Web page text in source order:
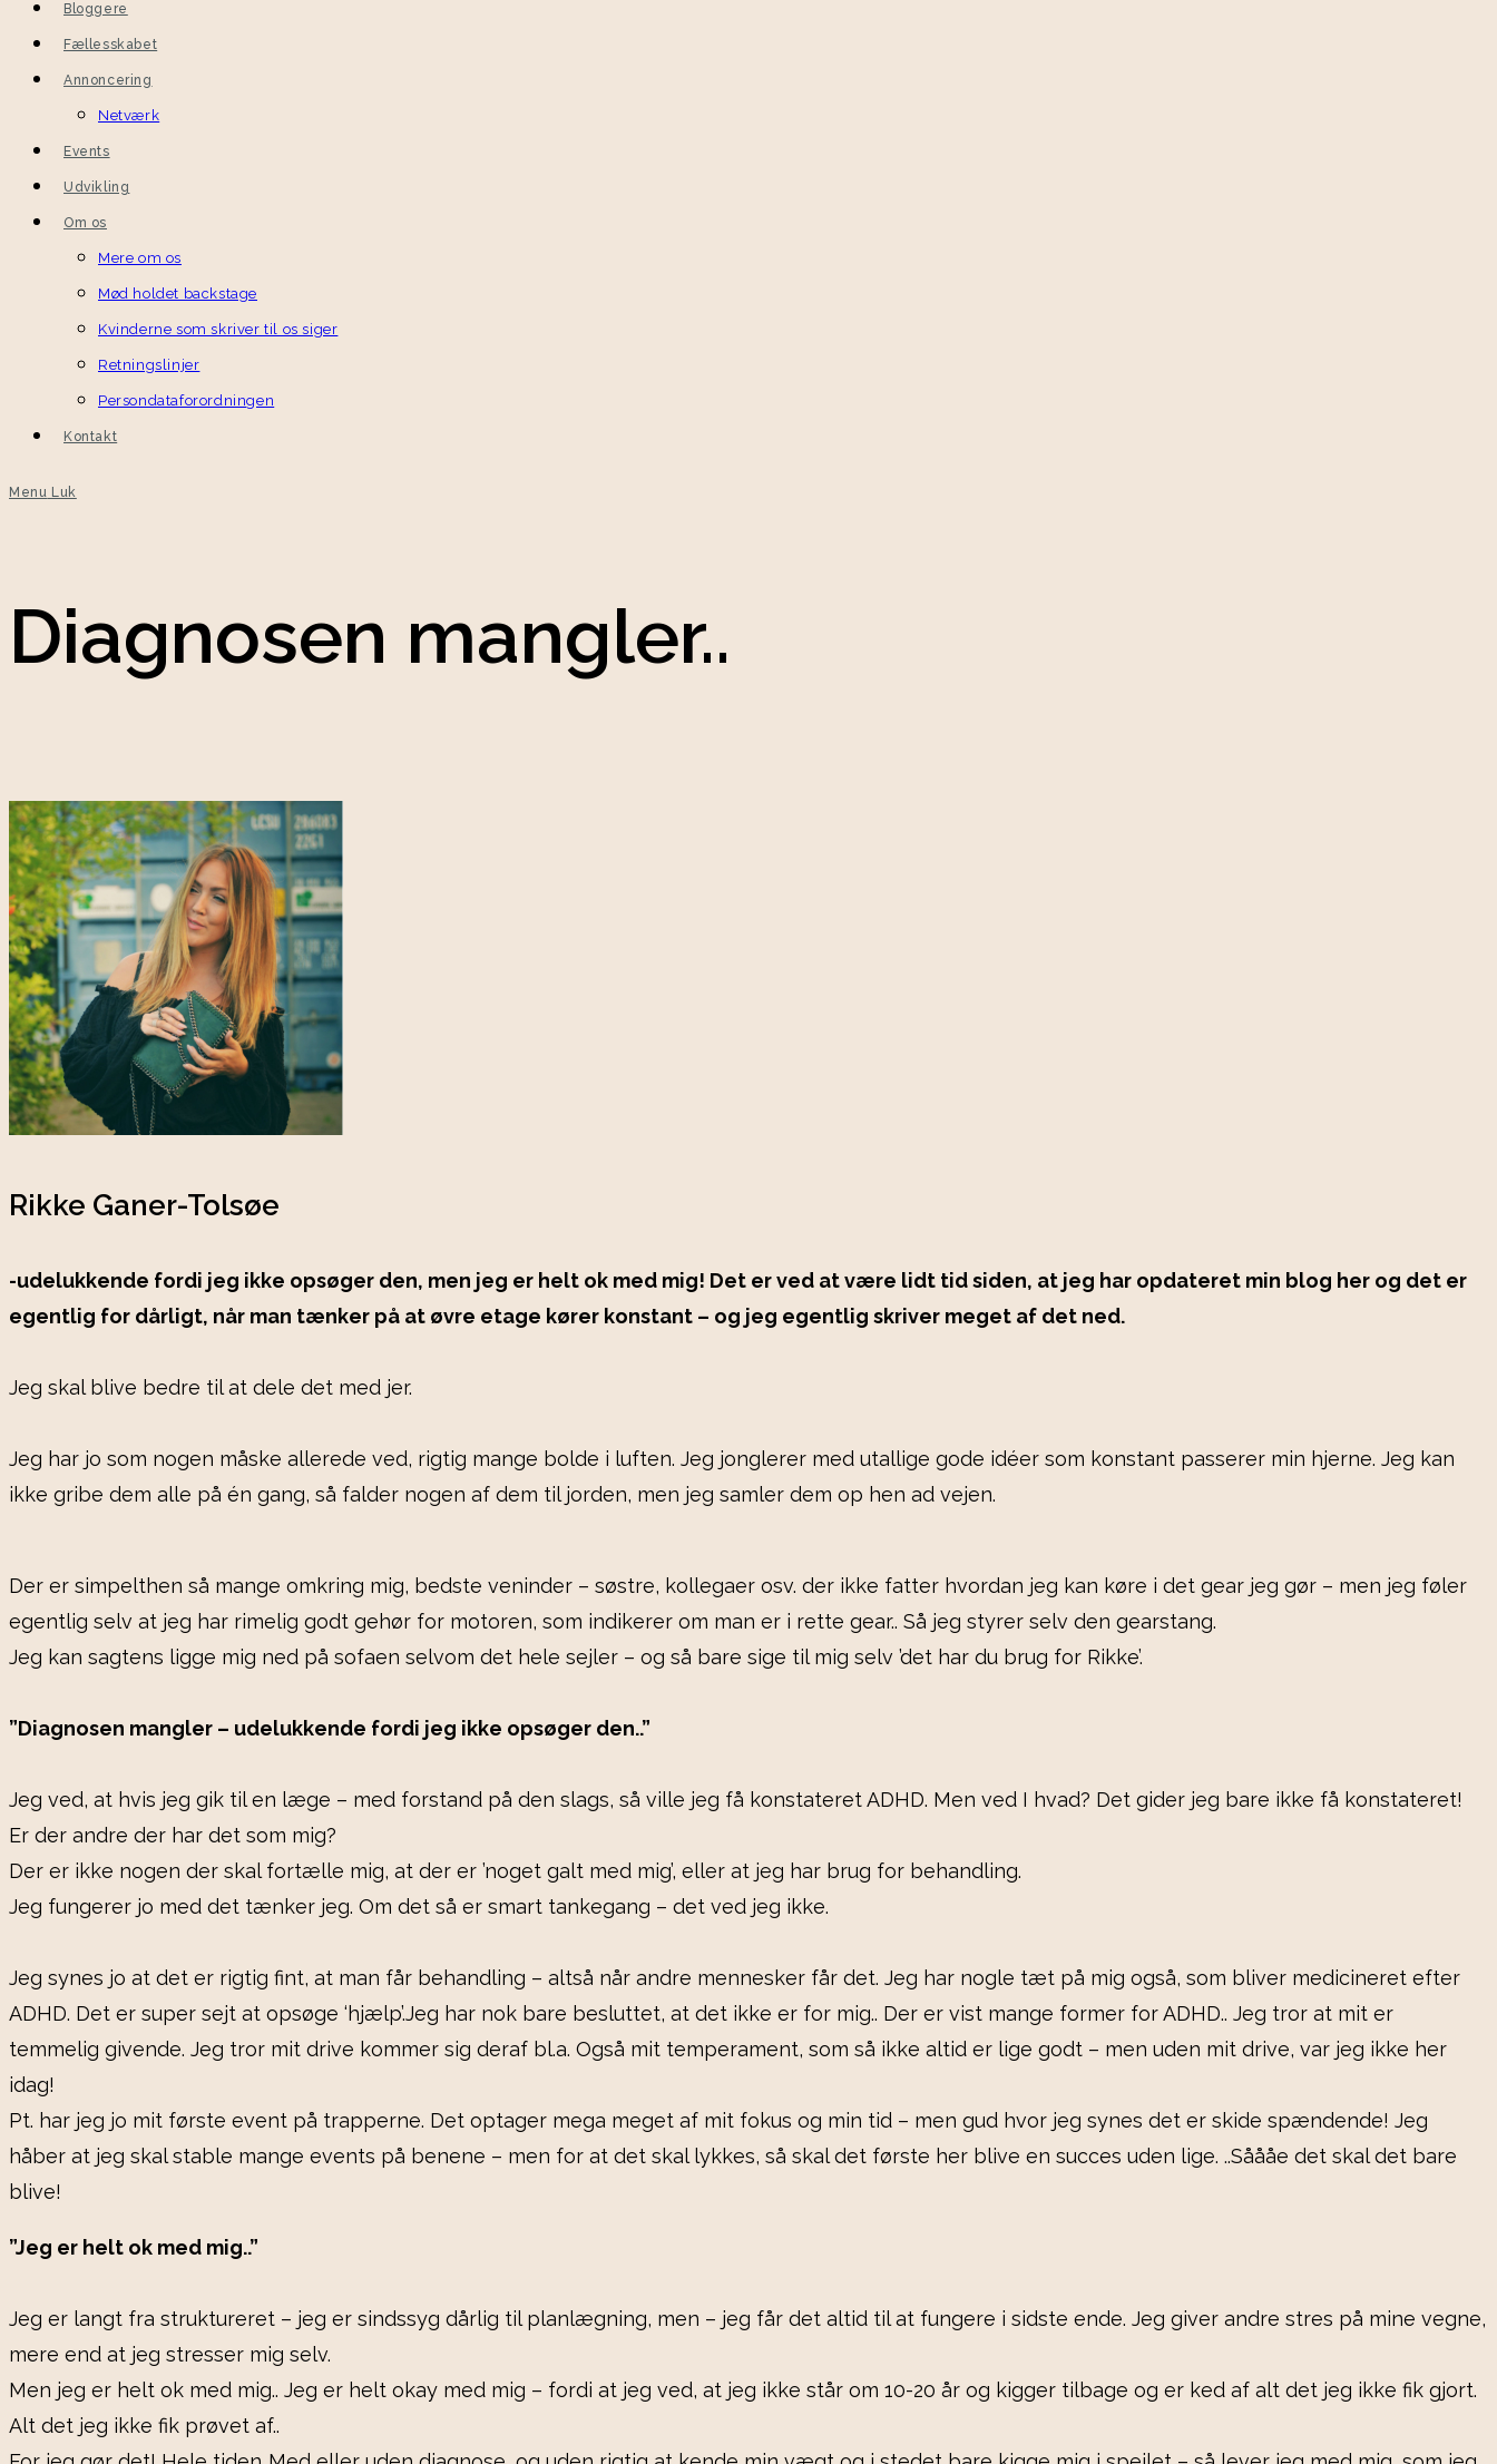
Bloggere
Fællesskabet
Annoncering
Netværk
Events
Udvikling
Om os
Mere om os
Mød holdet backstage
Kvinderne som skriver til os siger
Retningslinjer
Persondataforordningen
Kontakt
Menu Luk
Diagnosen mangler..
Rikke Ganer-Tolsøe
-udelukkende fordi jeg ikke opsøger den, men jeg er helt ok med mig! Det er ved at være lidt tid siden, at jeg har opdateret min blog her og det er
egentlig for dårligt, når man tænker på at øvre etage kører konstant – og jeg egentlig skriver meget af det ned.
Jeg skal blive bedre til at dele det med jer.
Jeg har jo som nogen måske allerede ved, rigtig mange bolde i luften. Jeg jonglerer med utallige gode idéer som konstant passerer min hjerne. Jeg kan
ikke gribe dem alle på én gang, så falder nogen af dem til jorden, men jeg samler dem op hen ad vejen.
Der er simpelthen så mange omkring mig, bedste veninder – søstre, kollegaer osv. der ikke fatter hvordan jeg kan køre i det gear jeg gør – men jeg føler
egentlig selv at jeg har rimelig godt gehør for motoren, som indikerer om man er i rette gear.. Så jeg styrer selv den gearstang.
Jeg kan sagtens ligge mig ned på sofaen selvom det hele sejler – og så bare sige til mig selv ’det har du brug for Rikke’.
”Diagnosen mangler – udelukkende fordi jeg ikke opsøger den..”
Jeg ved, at hvis jeg gik til en læge – med forstand på den slags, så ville jeg få konstateret ADHD. Men ved I hvad? Det gider jeg bare ikke få konstateret!
Er der andre der har det som mig?
Der er ikke nogen der skal fortælle mig, at der er ’noget galt med mig’, eller at jeg har brug for behandling.
Jeg fungerer jo med det tænker jeg. Om det så er smart tankegang – det ved jeg ikke.
Jeg synes jo at det er rigtig fint, at man får behandling – altså når andre mennesker får det. Jeg har nogle tæt på mig også, som bliver medicineret efter
ADHD. Det er super sejt at opsøge ‘hjælp’.Jeg har nok bare besluttet, at det ikke er for mig.. Der er vist mange former for ADHD.. Jeg tror at mit er
temmelig givende. Jeg tror mit drive kommer sig deraf bl.a. Også mit temperament, som så ikke altid er lige godt – men uden mit drive, var jeg ikke her
idag!
Pt. har jeg jo mit første event på trapperne. Det optager mega meget af mit fokus og min tid – men gud hvor jeg synes det er skide spændende! Jeg
håber at jeg skal stable mange events på benene – men for at det skal lykkes, så skal det første her blive en succes uden lige. ..Såååe det skal det bare
blive!
”Jeg er helt ok med mig..”
Jeg er langt fra struktureret – jeg er sindssyg dårlig til planlægning, men – jeg får det altid til at fungere i sidste ende. Jeg giver andre stres på mine vegne,
mere end at jeg stresser mig selv.
Men jeg er helt ok med mig.. Jeg er helt okay med mig – fordi at jeg ved, at jeg ikke står om 10-20 år og kigger tilbage og er ked af alt det jeg ikke fik gjort.
Alt det jeg ikke fik prøvet af..